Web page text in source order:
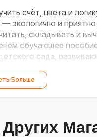
счёт, цвета и
— экологично и
складывать и
обучающее пособие
сада,
малыша!
Больше